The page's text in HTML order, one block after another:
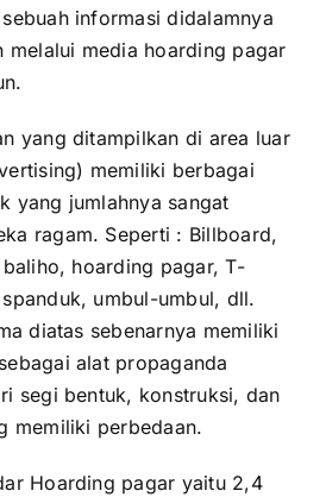
informasi didalamnya
melalui media hoarding pagar
yang ditampilkan di area luar
memiliki berbagai
yang jumlahnya sangat
ragam. Seperti : Billboard,
hoarding pagar, T-
umbul-umbul, dll.
diatas sebenarnya memiliki
alat propaganda
segi bentuk, konstruksi, dan
memiliki perbedaan.
Hoarding pagar yaitu 2,4